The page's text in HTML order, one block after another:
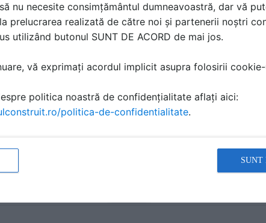
nu necesite consimțământul dumneavoastră, dar vă
prelucrarea realizată de către noi și partenerii noștri
utilizând butonul SUNT DE ACORD de mai jos.
vă exprimați acordul implicit asupra folosirii
politica noastră de confidențialitate aflați aici:
politica-de-confidentialitate.
SUNT